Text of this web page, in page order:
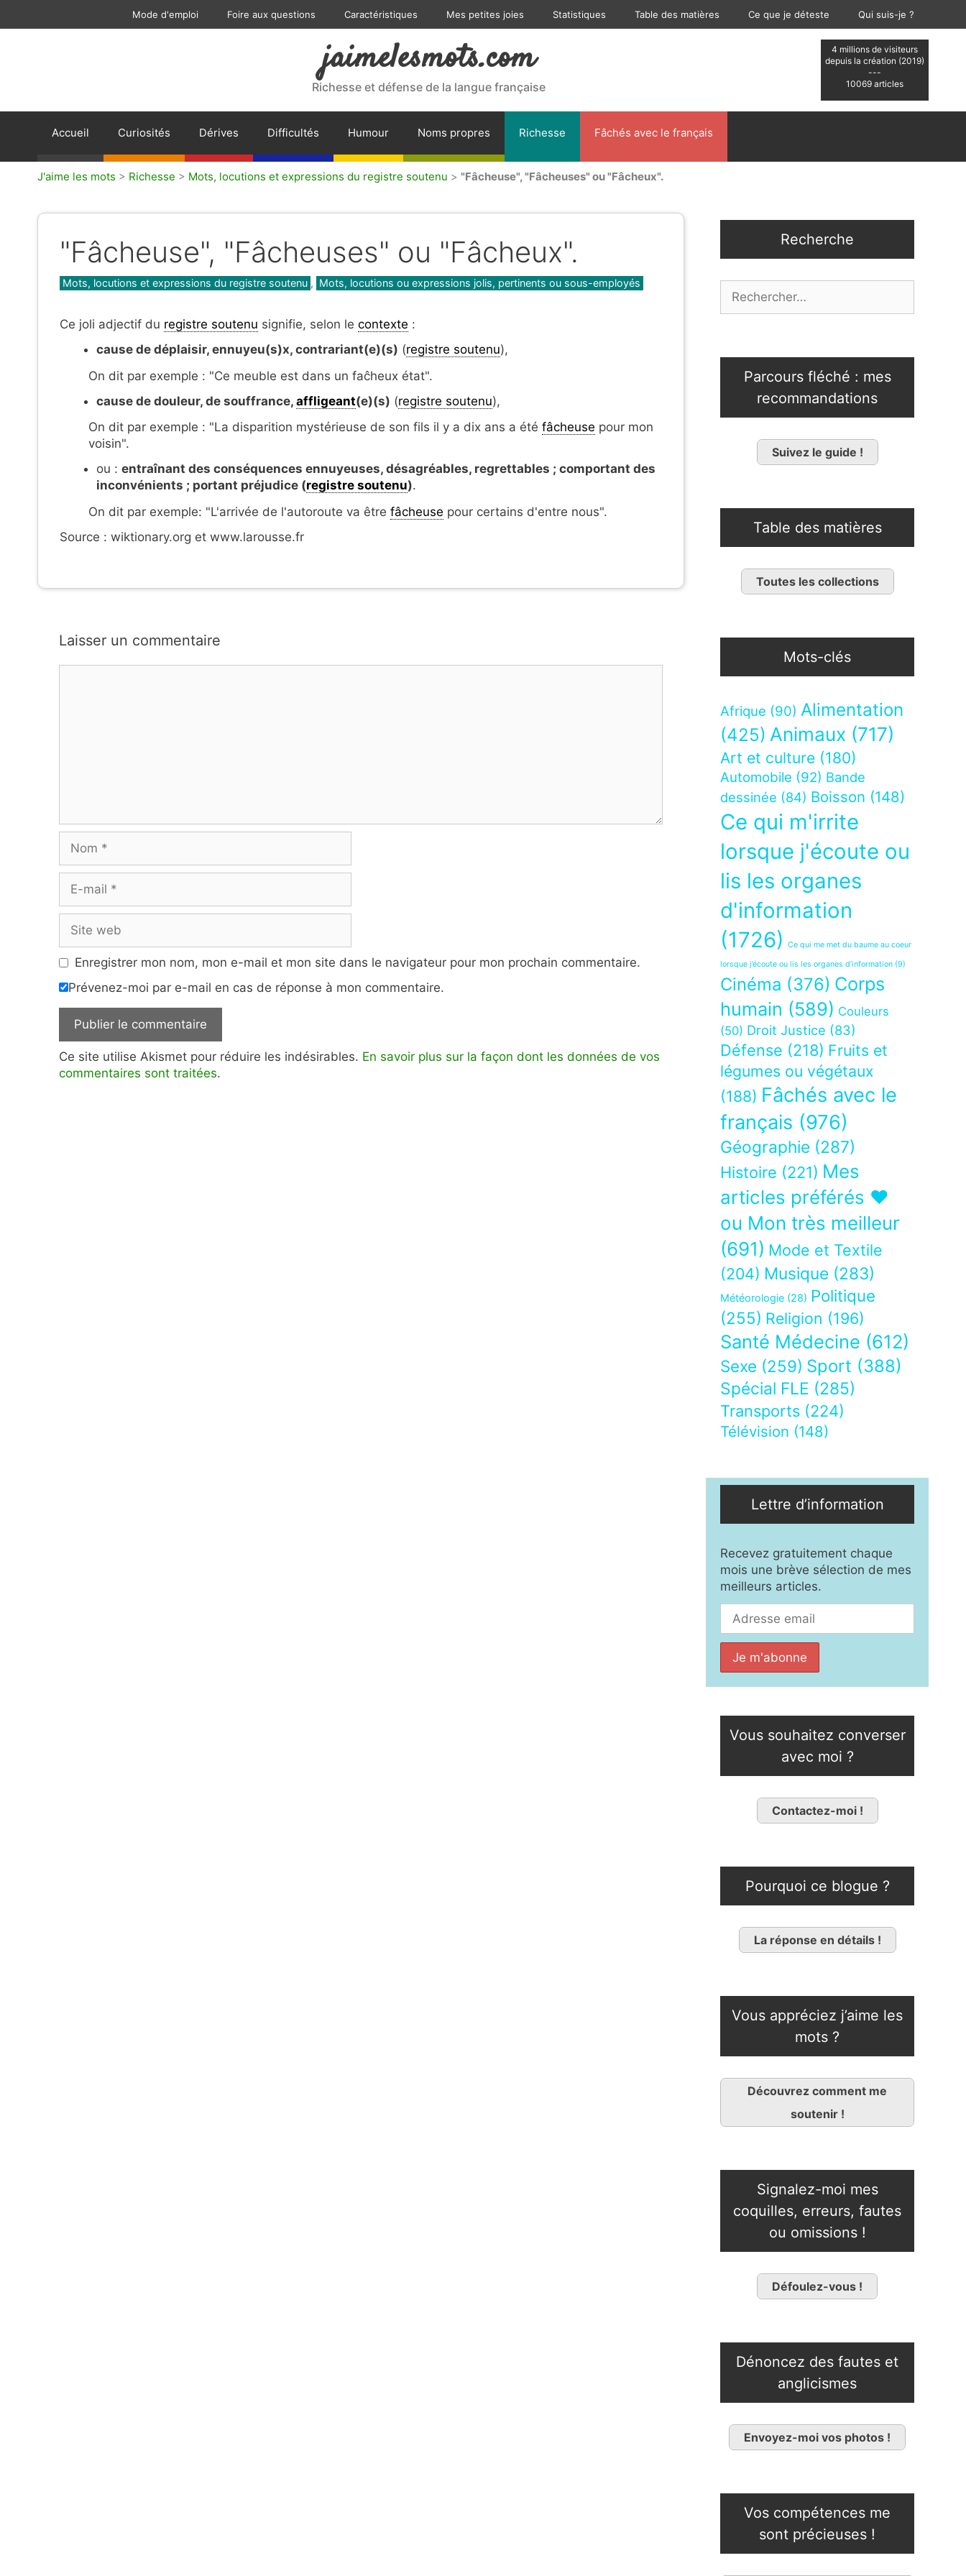
Mode d'emploi Foire aux questions Caractéristiques Mes petites joies Statistiques Table des matières Ce que je déteste Qui suis-je ?
4 millions de visiteurs
depuis la création (2019)
---
10069 articles
jaimelesmots.com
Richesse et défense de la langue française
Accueil Curiosités Dérives Difficultés Humour Noms propres Richesse Fâchés avec le français
J'aime les mots > Richesse > Mots, locutions et expressions du registre soutenu > "Fâcheuse", "Fâcheuses" ou "Fâcheux".
"Fâcheuse", "Fâcheuses" ou "Fâcheux".
Catégories
Mots, locutions et expressions du registre soutenu , Mots, locutions ou expressions jolis, pertinents ou sous-employés
Ce joli adjectif du registre soutenu signifie, selon le contexte :
cause de déplaisir, ennuyeu(s)x, contrariant(e)(s) (registre soutenu),
On dit par exemple : "Ce meuble est dans un faĉheux état".
cause de douleur, de souffrance, affligeant(e)(s) (registre soutenu),
On dit par exemple : "La disparition mystérieuse de son fils il y a dix ans a été fâcheuse pour mon
voisin".
ou : entraînant des conséquences ennuyeuses, désagréables, regrettables ; comportant des
inconvénients ; portant préjudice (registre soutenu).
On dit par exemple: "L'arrivée de l'autoroute va être fâcheuse pour certains d'entre nous".
Source : wiktionary.org et www.larousse.fr
Laisser un commentaire
mail
web
Enregistrer mon nom, mon e-mail et mon site dans le navigateur pour mon prochain commentaire.
Prévenez-moi par e-mail en cas de réponse à mon commentaire.
Ce site utilise Akismet pour réduire les indésirables. En savoir plus sur la façon dont les données de vos
commentaires sont traitées.
Recherche
Parcours fléché : mes
recommandations
Suivez le guide !
Table des matières
Toutes les collections
Mots-clés
Afrique (90) Alimentation
(425) Animaux (717)
Art et culture (180)
Automobile (92) Bande
dessinée (84) Boisson (148)
Ce qui m'irrite
lorsque j'écoute ou
lis les organes
d'information
(1726)
Ce qui me met du baume au coeur
lorsque j’écoute ou lis les organes d’information (9)
Cinéma (376) Corps
humain (589) Couleurs
(50) Droit Justice (83)
Défense (218) Fruits et
légumes ou végétaux
(188) Fâchés avec le
français (976)
Géographie (287)
Histoire (221) Mes
articles préférés ❤
ou Mon très meilleur
(691) Mode et Textile
(204) Musique (283)
Météorologie (28) Politique
(255) Religion (196)
Santé Médecine (612)
Sexe (259) Sport (388)
Spécial FLE (285)
Transports (224)
Télévision (148)
Lettre d’information
Recevez gratuitement chaque
mois une brève sélection de mes
meilleurs articles.
Vous souhaitez converser
avec moi ?
Contactez-moi !
Pourquoi ce blogue ?
La réponse en détails !
Vous appréciez j’aime les
mots ?
Découvrez comment me
soutenir !
Signalez-moi mes
coquilles, erreurs, fautes
ou omissions !
Défoulez-vous !
Dénoncez des fautes et
anglicismes
Envoyez-moi vos photos !
Vos compétences me
sont précieuses !